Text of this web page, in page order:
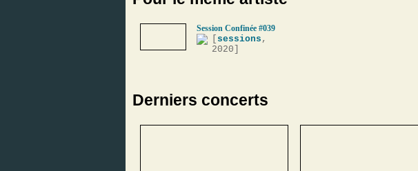
Session Confinée #039
sessions ,
2020]
Derniers concerts